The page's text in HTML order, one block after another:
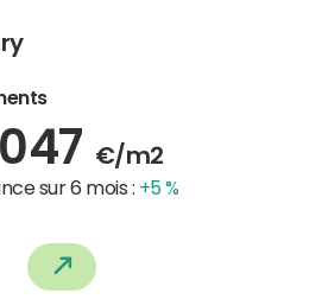
€/m2
sur 6 mois : +5 %